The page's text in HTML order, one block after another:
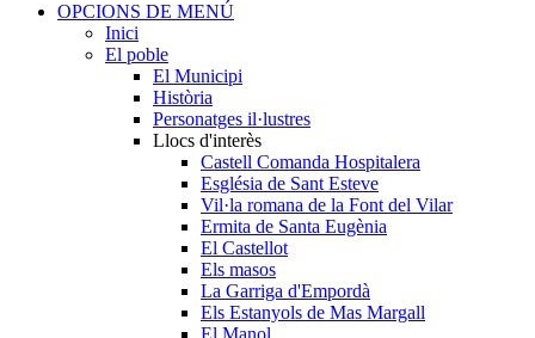
OPCIONS DE MENÚ
Inici
El poble
El Municipi
Història
Personatges il·lustres
Llocs d'interès
Castell Comanda Hospitalera
Església de Sant Esteve
Vil·la romana de la Font del Vilar
Ermita de Santa Eugènia
El Castellot
Els masos
La Garriga d'Empordà
Els Estanyols de Mas Margall